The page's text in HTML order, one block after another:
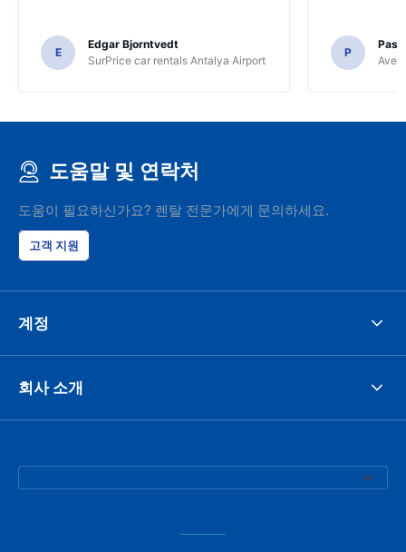
E
Edgar Bjorntvedt
SurPrice car rentals Antalya Airport
P
Avec
도움말 및 연락처
도움이 필요하신가요? 렌탈 전문가에게 문의하세요.
고객 지원
계정
회사 소개